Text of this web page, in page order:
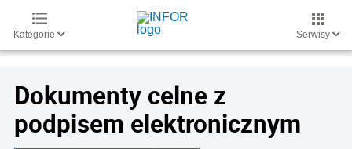
Kategorie Serwisy
Dokumenty celne z
podpisem elektronicznym